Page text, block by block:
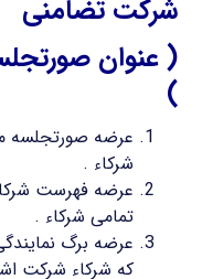
شرکت تضامنی
( عنوان
)
عرضه صورتجلسه
شرکاء .
عرضه فهرست
تمامی شرکاء .
عرضه برگ
که شرکاء شرکت